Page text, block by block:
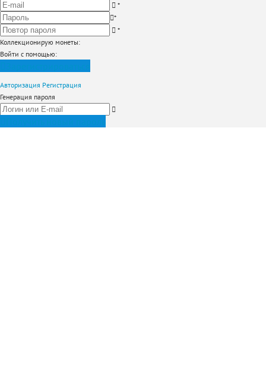
*
*
*
Коллекционирую монеты:
Войти с помощью:
Авторизация Регистрация
Генерация пароля